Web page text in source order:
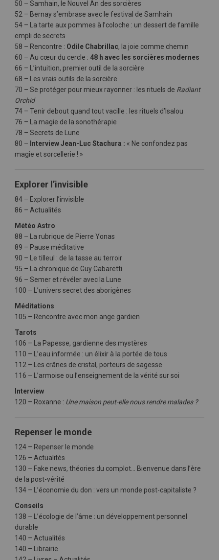
50 – Samhain, le Nouvel An des sorcières
52 – Bernay s’embrase avec le festival de Samhain
54 – La tarte aux pommes à l’coloche : un dessert de famille
empli de secrets
58 – Rencontre : Odile Chabrillac, la joie comme chemin
60 – Au cœur du cercle : 48 h avec les sorcières modernes
66 – L’intuition, premier outil de la sorcière
68 – Les vrais outils de la sorcière
70 – Se protéger pour mieux rayonner : les rituels de Radiant
Orchid
74 – Tenir debout quand tout vacille : les rituels d’Isalou
76 – La magie de la sonothérapie
78 – Secrets de Lune
80 – Interview Jean-Luc Stachura : « Ne confondez pas
magie et sorcellerie ! »
Explorer l’invisible
84 – Explorer l’invisible
86 – Actualités
Météo Astro
88 – La rubrique de Pierre Yonas
89 – Pause méditative
90 – Le tilleul : de la tasse au terroir
95 – La chronique de Guy Cabaretti
96 – Semer et révéler avec la Lune
100 – L’univers secret des aborigènes
Méditations
105 – Rencontre avec mon ange gardien
Tarots
106 – La Papesse, gardienne des mystères
110 – L’eau informée : un élixir à la portée de tous
112 – Les crânes de cristal, porteurs de sagesse
116 – L’armoise ou l’enseignement de la vérité sur soi
Interview
120 – Roxanne : Une maison peut-elle nous rendre malades ?
Repenser le monde
124 – Repenser le monde
126 – Actualités
130 – Fake news, théories du complot… Bienvenue dans l’ère
de la post-vérité
134 – L’économie du don : vers un monde post-capitaliste ?
Conseils
138 – L’écologie de l’âme : un développement personnel
durable
140 – Actualités
140 – Librairie